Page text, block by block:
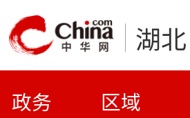
湖北
政务 区域